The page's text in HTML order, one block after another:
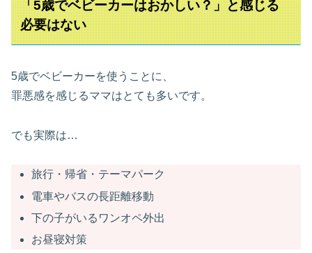
「5歳でベビーカーはおかしい？」と感じる
必要はない
5歳でベビーカーを使うことに、
罪悪感を感じるママはとても多いです。
でも実際は…
旅行・帰省・テーマパーク
電車やバスの長距離移動
下の子がいるワンオペ外出
お昼寝対策